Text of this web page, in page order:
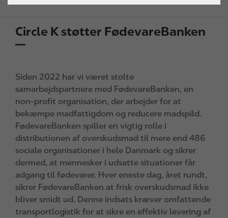
Circle K støtter FødevareBanken
Siden 2022 har vi været stolte
samarbejdspartnere med FødevareBanken, en
non-profit organisation, der arbejder for at
bekæmpe madfattigdom og reducere madspild.
FødevareBanken spiller en vigtig rolle i
distributionen af overskudsmad til mere end 486
sociale organisationer i hele Danmark og sikrer
dermed, at mennesker i udsatte situationer får
adgang til fødevarer. Hver eneste dag, året rundt,
sikrer FødevareBanken at frisk overskudsmad ikke
bliver smidt ud. Denne indsats kræver omfattende
transportlogistik for at sikre en effektiv levering af